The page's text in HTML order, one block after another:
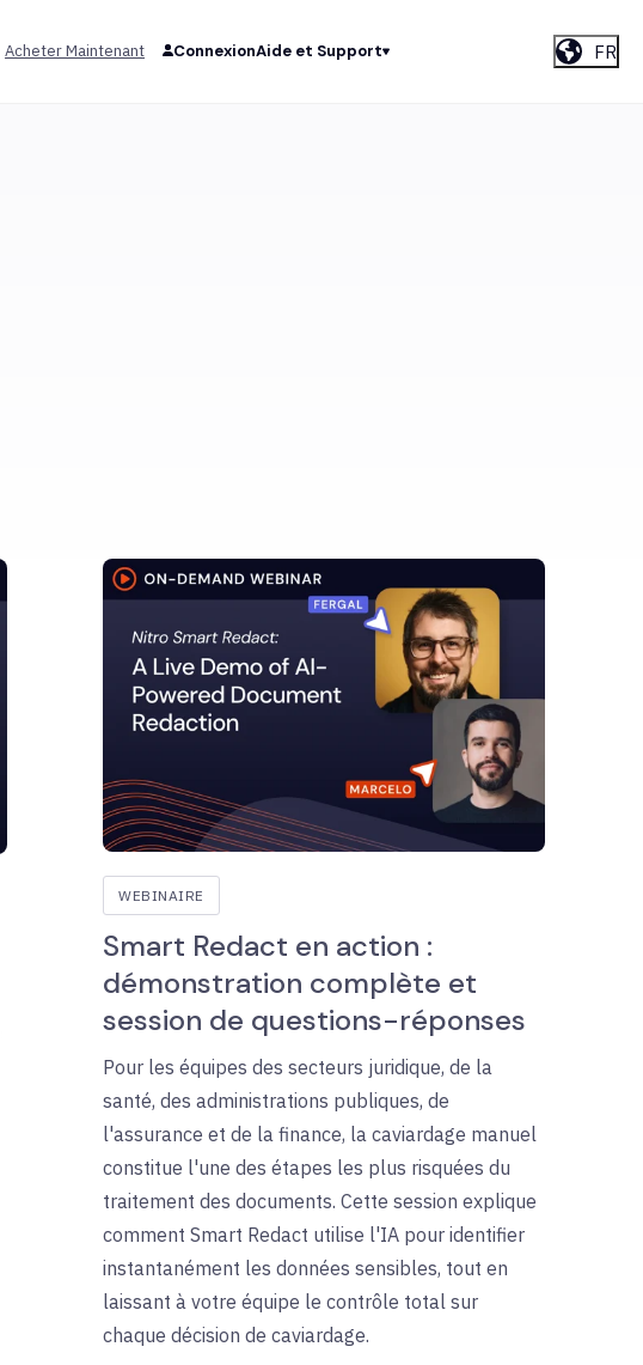
Acheter Maintenant ConnexionAide et Support FR
WEBINAIRE
Smart Redact en action :
démonstration complète et
session de questions-réponses
Pour les équipes des secteurs juridique, de la
santé, des administrations publiques, de
l'assurance et de la finance, la caviardage manuel
constitue l'une des étapes les plus risquées du
traitement des documents. Cette session explique
comment Smart Redact utilise l'IA pour identifier
instantanément les données sensibles, tout en
laissant à votre équipe le contrôle total sur
chaque décision de caviardage.